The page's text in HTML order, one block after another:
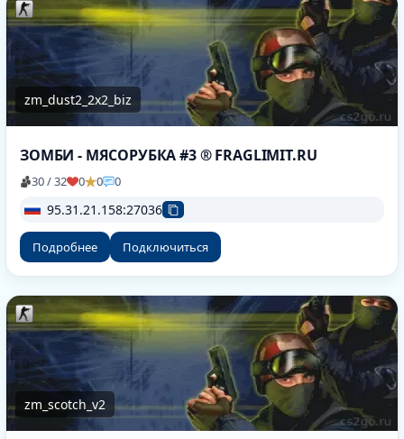
zm_dust2_2x2_biz
ЗОМБИ - МЯСОРУБКА #3 ® FRAGLIMIT.RU
30 / 32 0 0 0
95.31.21.158:27036
Подробнее Подключиться
zm_scotch_v2